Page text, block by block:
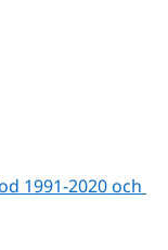
1991-2020 och